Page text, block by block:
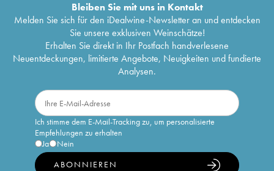
Bleiben Sie mit uns in Kontakt
Melden Sie sich für den iDealwine-Newsletter an und entdecken
Sie unsere exklusiven Weinschätze!
Erhalten Sie direkt in Ihr Postfach handverlesene
Neuentdeckungen, limitierte Angebote, Neuigkeiten und fundierte
Analysen.
Ich stimme dem E-Mail-Tracking zu, um personalisierte
Empfehlungen zu erhalten
Ja
Nein
ABONNIEREN